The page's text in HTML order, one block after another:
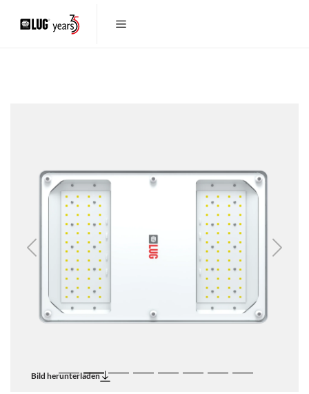
Previous Next
Bild herunterladen